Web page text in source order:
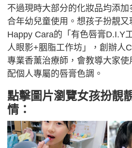
不過現時大部分的化妝品均添
合年幼兒童使用。想孩子扮靚又
Happy Cara的「有色唇膏D.I.Y
人眼影+胭脂工作坊」，創辦人
專業香薰治療師，會教導大家使
配個人專屬的唇膏色調。
點擊圖片瀏覽女孩扮靚
情：